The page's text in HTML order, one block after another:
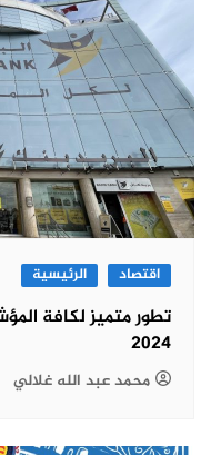
اقتصاد الرئيسية
تطور متميز لكافة
2024
محمد عبد الله غلالي